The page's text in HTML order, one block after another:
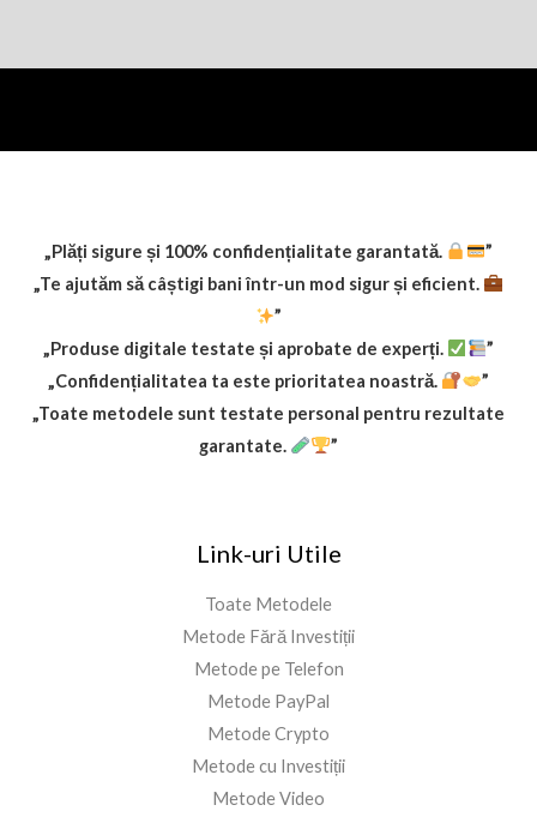
„Plăți sigure și 100% confidențialitate garantată.
”
„Te ajutăm să câștigi bani într-un mod sigur și eficient.
”
„Produse digitale testate și aprobate de experți.
”
„Confidențialitatea ta este prioritatea noastră.
”
„Toate metodele sunt testate personal pentru rezultate
garantate.
”
Link-uri Utile
Toate Metodele
Metode Fără Investiții
Metode pe Telefon
Metode PayPal
Metode Crypto
Metode cu Investiții
Metode Video